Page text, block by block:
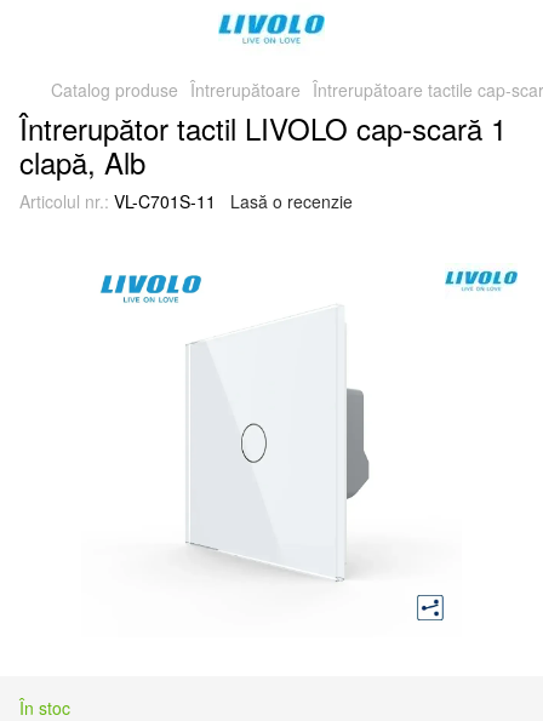
Catalog produse Întrerupătoare Întrerupătoare tactile cap-
Întrerupător tactil LIVOLO cap-scară 1
clapă, Alb
Articolul nr.: VL-C701S-11 Lasă o recenzie
În stoc